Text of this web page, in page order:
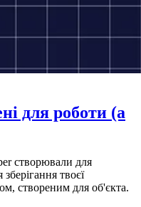
для роботи (а
створювали для
твоєї
створеним для об'єкта.